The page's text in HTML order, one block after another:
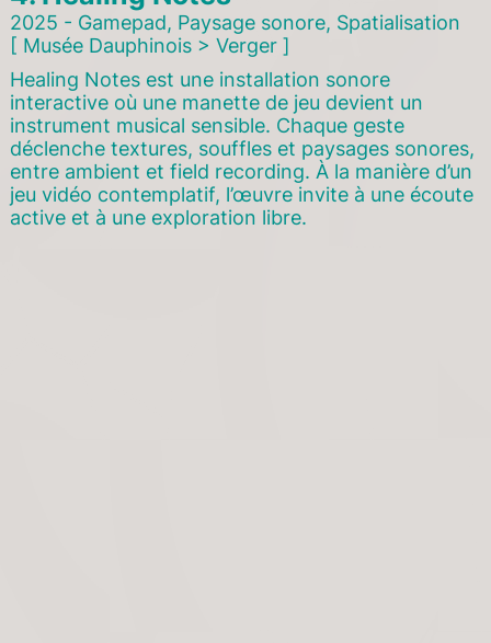
2025 - Gamepad, Paysage sonore, Spatialisation
[ Musée Dauphinois > Verger ]
Healing Notes est une installation sonore
interactive où une manette de jeu devient un
instrument musical sensible. Chaque geste
déclenche textures, souffles et paysages sonores,
entre ambient et field recording. À la manière d’un
jeu vidéo contemplatif, l’œuvre invite à une écoute
active et à une exploration libre.